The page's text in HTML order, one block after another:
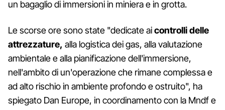
un bagaglio di immersioni in miniera e in grotta.
Le scorse ore sono state "dedicate aicontrolli delle
attrezzature, alla logistica dei gas, alla valutazione
ambientale e alla pianificazione dell'immersione,
nell'ambito di un'operazione che rimane complessa e
ad alto rischio in ambiente profondo e ostruito", ha
spiegato Dan Europe, in coordinamento con la Mndf e